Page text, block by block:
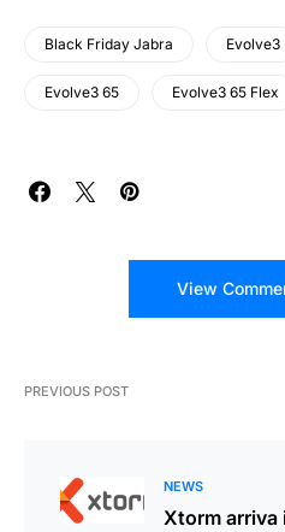
Black Friday Jabra Evolve3
Evolve3 65 Evolve3 65 Flex
View
PREVIOUS POST
NEWS
Xtorm arriva